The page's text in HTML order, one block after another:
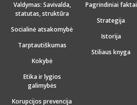
Valdymas: Savivalda,
statutas, struktūra
Socialinė atsakomybė
Tarptautiškumas
Kokybė
Etika ir lygios
galimybės
Korupcijos prevencija
Pagrindiniai faktai
Strategija
Istorija
Stiliaus knyga